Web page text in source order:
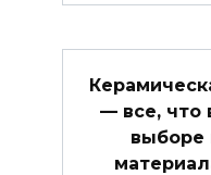
— все, что
выборе